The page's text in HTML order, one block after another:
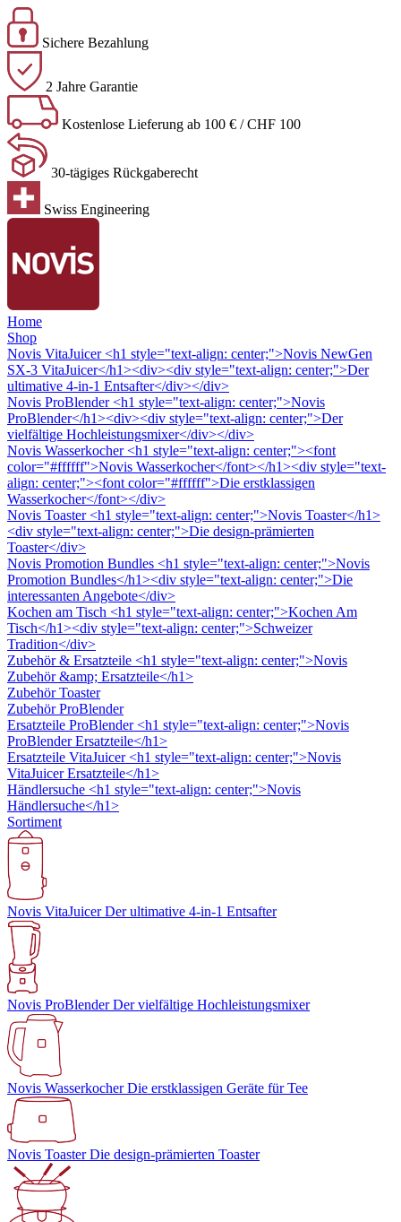
Sichere Bezahlung
2 Jahre Garantie
Kostenlose Lieferung ab 100 € / CHF 100
30-tägiges Rückgaberecht
Swiss Engineering
Home
Shop
Novis VitaJuicer <h1 style="text-align: center;">Novis NewGen
SX-3 VitaJuicer</h1><div><div style="text-align: center;">Der
ultimative 4-in-1 Entsafter</div></div>
Novis ProBlender <h1 style="text-align: center;">Novis
ProBlender</h1><div><div style="text-align: center;">Der
vielfältige Hochleistungsmixer</div></div>
Novis Wasserkocher <h1 style="text-align: center;"><font
color="#ffffff">Novis Wasserkocher</font></h1><div style="text-
align: center;"><font color="#ffffff">Die erstklassigen
Wasserkocher</font></div>
Novis Toaster <h1 style="text-align: center;">Novis Toaster</h1>
<div style="text-align: center;">Die design-prämierten
Toaster</div>
Novis Promotion Bundles <h1 style="text-align: center;">Novis
Promotion Bundles</h1><div style="text-align: center;">Die
interessanten Angebote</div>
Kochen am Tisch <h1 style="text-align: center;">Kochen Am
Tisch</h1><div style="text-align: center;">Schweizer
Tradition</div>
Zubehör & Ersatzteile <h1 style="text-align: center;">Novis
Zubehör &amp; Ersatzteile</h1>
Zubehör Toaster
Zubehör ProBlender
Ersatzteile ProBlender <h1 style="text-align: center;">Novis
ProBlender Ersatzteile</h1>
Ersatzteile VitaJuicer <h1 style="text-align: center;">Novis
VitaJuicer Ersatzteile</h1>
Händlersuche <h1 style="text-align: center;">Novis
Händlersuche</h1>
Sortiment
Novis VitaJuicerDer ultimative 4-in-1 Entsafter
Novis ProBlenderDer vielfältige Hochleistungsmixer
Novis Wasserkocher Die erstklassigen Geräte für Tee
Novis Toaster Die design-prämierten Toaster